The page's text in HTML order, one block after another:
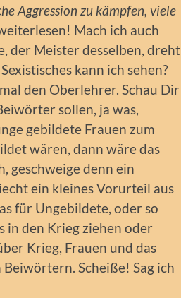
Aggression zu kämpfen, viele
Mach ich auch
der Meister desselben, dreht
kann ich sehen?
den Oberlehrer. Schau Dir
sollen, ja was,
gebildete Frauen zum
wären, dann wäre das
geschweige denn ein
ein kleines Vorurteil aus
für Ungebildete, oder so
in den Krieg ziehen oder
Krieg, Frauen und das
Scheiße! Sag ich